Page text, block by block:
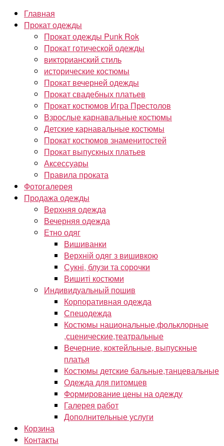
Главная
Прокат одежды
Прокат одежды Punk Rok
Прокат готической одежды
викторианский стиль
исторические костюмы
Прокат вечерней одежды
Прокат свадебных платьев
Прокат костюмов Игра Престолов
Взрослые карнавальные костюмы
Детские карнавальные костюмы
Прокат костюмов знаменитостей
Прокат выпускных платьев
Аксессуары
Правила проката
Фотогалерея
Продажа одежды
Верхняя одежда
Вечерняя одежда
Етно одяг
Вишиванки
Верхній одяг з вишивкою
Сукні, блузи та сорочки
Вишиті костюми
Индивидуальный пошив
Корпоративная одежда
Спецодежда
Костюмы национальные,фольклорные
,сценические,театральные
Вечерние, коктейльные, выпускные
платья
Костюмы детские бальные,танцевальные
Одежда для питомцев
Формирование цены на одежду
Галерея работ
Дополнительные услуги
Корзина
Контакты